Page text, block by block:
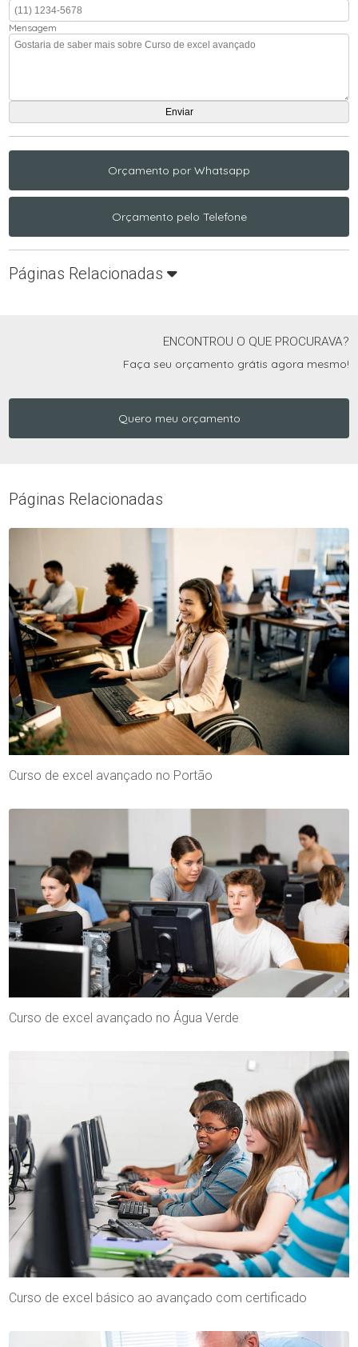
Mensagem
Orçamento por Whatsapp
Orçamento pelo Telefone
Páginas Relacionadas
ENCONTROU O QUE PROCURAVA?
Faça seu orçamento grátis agora mesmo!
Quero meu orçamento
Páginas Relacionadas
Curso de excel avançado no Portão
Curso de excel avançado no Água Verde
Curso de excel básico ao avançado com certificado